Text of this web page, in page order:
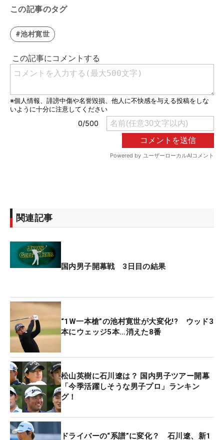
この記事のタグ
#池村寛世
関連記事
国内男子開幕戦 3日目の結果
“1W一本槍”の池村寛世が大変化!? ウッド3
本にウェッジ5本…消えた8番
松山英樹に石川遼は？ 国内男子ツアー開幕
「今季活躍しそうな男子プロ」ランキン
グ！
ドライバーの“系譜”に変化？ 石川遼、新1